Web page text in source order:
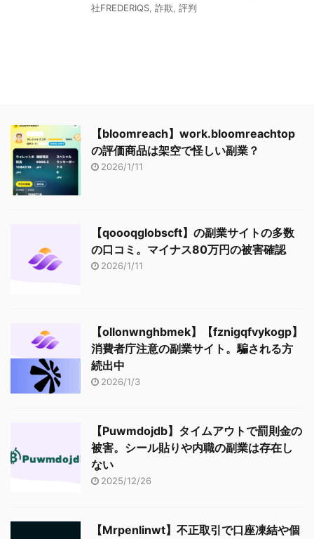
社FREDERIQS 詐欺 評判
【bloomreach】work.bloomreachtop
の評価商品は架空で怪しい副業？
2026/1/11
【qoooqglobscft】の副業サイトの多数
の口コミ。マイナス80万円の被害確認
2026/1/11
【ollonwnghbmek】【fznigqfvykogp】
消費者庁注意の副業サイト。騙される方
続出中
2026/1/3
【Puwmdojdb】タイムアウトで罰則金の
被害。シール貼りや内職の副業は存在し
ない
2025/12/26
【Mrpenlinwt】不正取引で口座凍結や個